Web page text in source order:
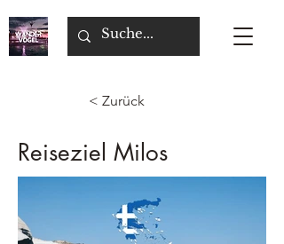
< Zurück
Reiseziel Milos